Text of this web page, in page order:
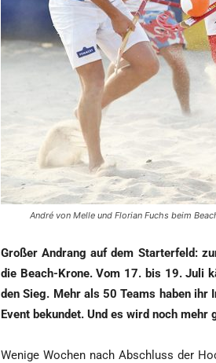
André von Melle und Florian Fuchs beim
Gro­ßer Andrang auf dem Star­ter­feld:
die Beach-Kro­ne. Vom 17. bis 19. Juli
den Sieg. Mehr als 50 Teams haben
Event bekun­det. Und es wird noch mehr
Weni­ge Wochen nach Abschluss der